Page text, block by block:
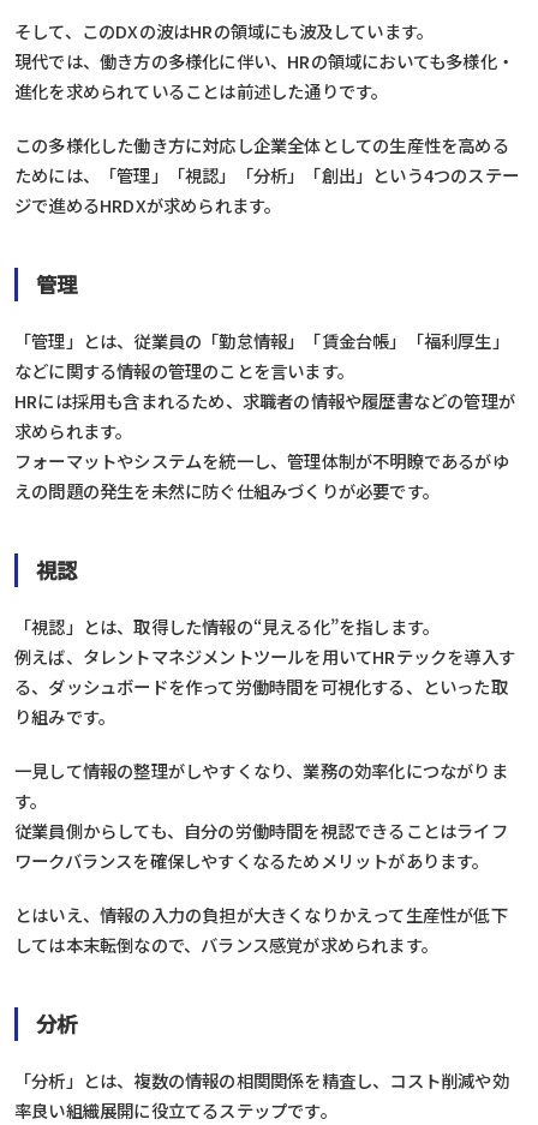
そして、このDXの波はHRの領域にも波及しています。
現代では、働き方の多様化に伴い、HRの領域においても多様化・
進化を求められていることは前述した通りです。
この多様化した働き方に対応し企業全体としての生産性を高める
ためには、「管理」「視認」「分析」「創出」という4つのステー
ジで進めるHRDXが求められます。
管理
「管理」とは、従業員の「勤怠情報」「賃金台帳」「福利厚生」
などに関する情報の管理のことを言います。
HRには採用も含まれるため、求職者の情報や履歴書などの管理が
求められます。
フォーマットやシステムを統一し、管理体制が不明瞭であるがゆ
えの問題の発生を未然に防ぐ仕組みづくりが必要です。
視認
「視認」とは、取得した情報の“見える化”を指します。
例えば、タレントマネジメントツールを用いてHRテックを導入す
る、ダッシュボードを作って労働時間を可視化する、といった取
り組みです。
一見して情報の整理がしやすくなり、業務の効率化につながりま
す。
従業員側からしても、自分の労働時間を視認できることはライフ
ワークバランスを確保しやすくなるためメリットがあります。
とはいえ、情報の入力の負担が大きくなりかえって生産性が低下
しては本末転倒なので、バランス感覚が求められます。
分析
「分析」とは、複数の情報の相関関係を精査し、コスト削減や効
率良い組織展開に役立てるステップです。